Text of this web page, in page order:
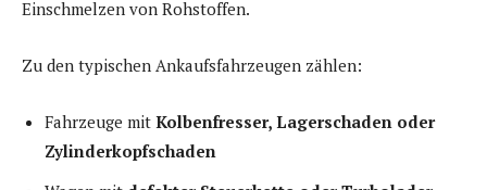
Einschmelzen von Rohstoffen.
Zu den typischen Ankaufsfahrzeugen zählen:
Fahrzeuge mit Kolbenfresser, Lagerschaden oder
Zylinderkopfschaden